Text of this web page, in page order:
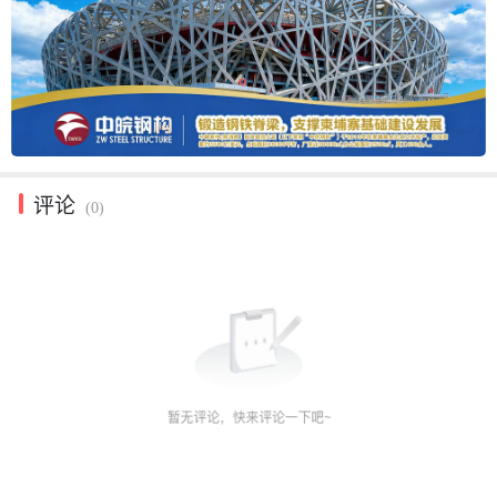
评论 (0)